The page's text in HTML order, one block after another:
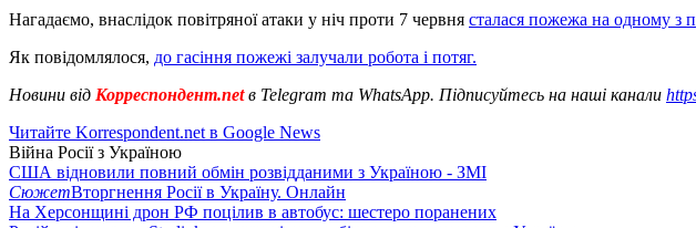
Нагадаємо, внаслідок повітряної атаки у ніч проти 7 червня сталася пожежа на одному з
Як повідомлялося, до гасіння пожежі залучали робота і потяг.
Новини від Корреспондент.netв Telegram та WhatsApp. Підписуйтесь на наші канали
Читайте Korrespondent.net в Google News
Війна Росії з Україною
США відновили повний обмін розвідданими з Україною - ЗМІ
СюжетВторгнення Росії в Україну. Онлайн
На Херсонщині дрон РФ поцілив в автобус: шестеро поранених